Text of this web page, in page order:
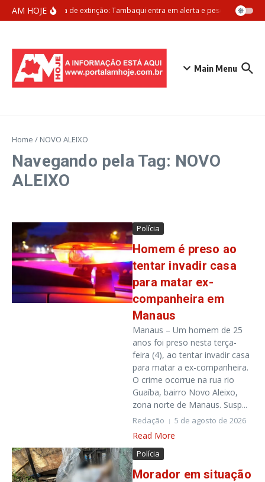
Ir para o conteúdo
AM HOJEAmeaça de extinção: Tambaqui entra em alerta e pesca pode ser
Main Menu
Home / NOVO ALEIXO
Navegando pela Tag: NOVO
ALEIXO
Polícia
Homem é preso ao
tentar invadir casa
para matar ex-
companheira em
Manaus
Manaus – Um homem de 25
anos foi preso nesta terça-
feira (4), ao tentar invadir casa
para matar a ex-companheira.
O crime ocorrue na rua rio
Guaíba, bairro Novo Aleixo,
zona norte de Manaus. Susp...
Redação 5 de agosto de 2026
Read More
Polícia
Morador em situação